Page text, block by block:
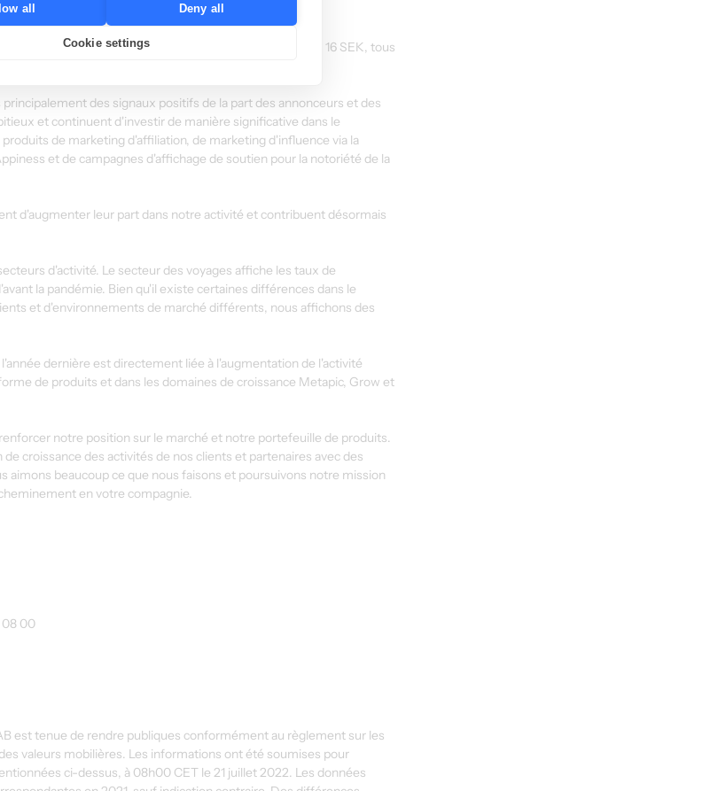
12 %, le bénéfice brut de 18 % et l'EBITDA s'est élevé à 16 SEK, tous
et sans éléments liés aux changements.
des signaux positifs de la part des annonceurs et des
et continuent d'investir de manière significative dans le
de marketing d'affiliation, de marketing d'influence via la
et de campagnes d'affichage de soutien pour la notoriété de la
d'augmenter leur part dans notre activité et contribuent désormais
d'activité. Le secteur des voyages affiche les taux de
la pandémie. Bien qu'il existe certaines différences dans le
et d'environnements de marché différents, nous affichons des
dernière est directement liée à l'augmentation de l'activité
de produits et dans les domaines de croissance Metapic, Grow et
notre position sur le marché et notre portefeuille de produits.
croissance des activités de nos clients et partenaires avec des
beaucoup ce que nous faisons et poursuivons notre mission
en votre compagnie.
08 00
est tenue de rendre publiques conformément au règlement sur les
valeurs mobilières. Les informations ont été soumises pour
ci-dessus, à 08h00 CET le 21 juillet 2022. Les données
all Deny all
Cookie settings